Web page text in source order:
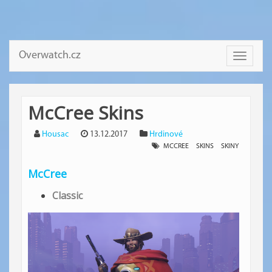
Toggle
Overwatch.cz
McCree Skins
Housac 13.12.2017 Hrdinové
MCCREE SKINS SKINY
McCree
Classic